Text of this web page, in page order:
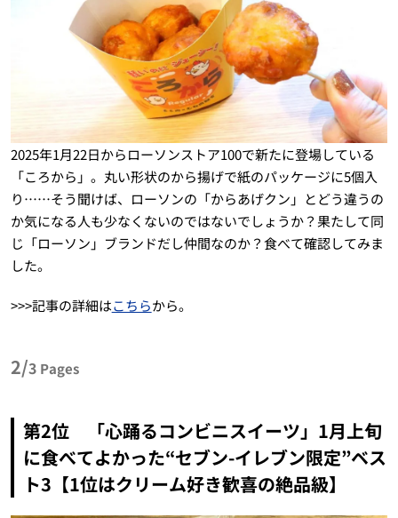
2025年1月22日からローソンストア100で新たに登場している
「ころから」。丸い形状のから揚げで紙のパッケージに5個入
り……そう聞けば、ローソンの「からあげクン」とどう違うの
か気になる人も少なくないのではないでしょうか？果たして同
じ「ローソン」ブランドだし仲間なのか？食べて確認してみま
した。
>>>記事の詳細はこちらから。
2/3 Pages
第2位 「心踊るコンビニスイーツ」1月上旬
に食べてよかった“セブン-イレブン限定”ベス
ト3【1位はクリーム好き歓喜の絶品級】